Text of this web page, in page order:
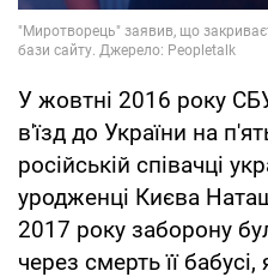
У жовтні 2016 року
в'їзд до України на
російській співачці
уродженці Києва
2017 року заборону
через смерть її